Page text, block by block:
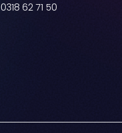
0318 62 71 50